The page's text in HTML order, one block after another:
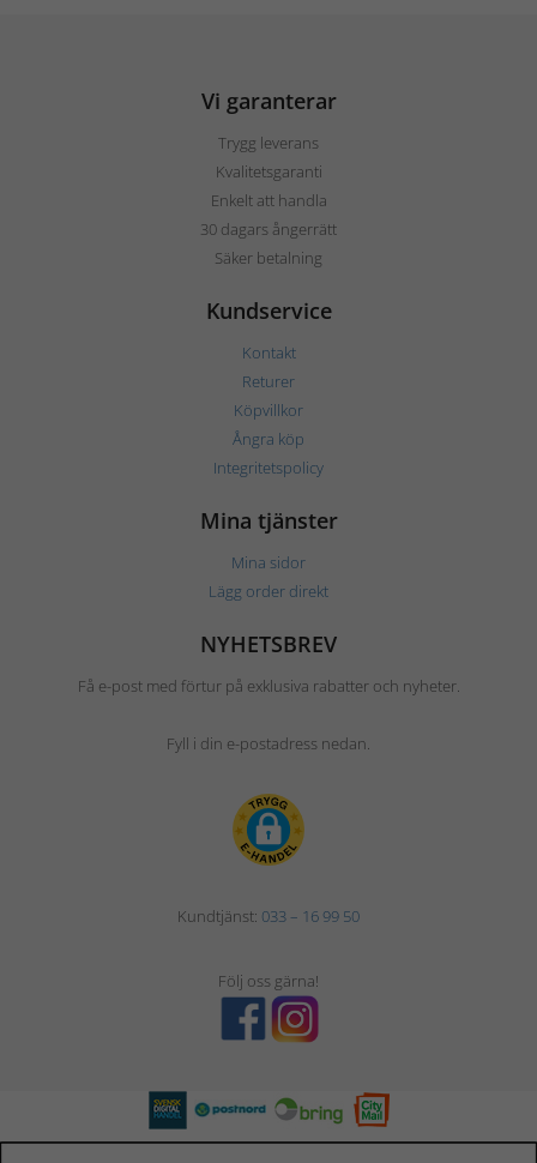
Vi garanterar
Trygg leverans
Kvalitetsgaranti
Enkelt att handla
30 dagars ångerrätt
Säker betalning
Kundservice
Kontakt
Returer
Köpvillkor
Ångra köp
Integritetspolicy
Mina tjänster
Mina sidor
Lägg order direkt
NYHETSBREV
Få e-post med förtur på exklusiva rabatter och nyheter.
Fyll i din e-postadress nedan.
Kundtjänst: 033 – 16 99 50
Följ oss gärna!